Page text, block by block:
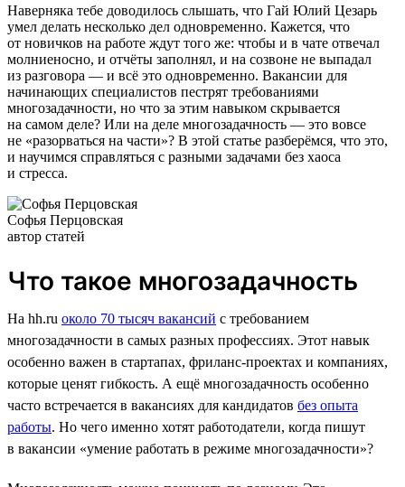
Наверняка тебе доводилось слышать, что Гай Юлий Цезарь
умел делать несколько дел одновременно. Кажется, что
от новичков на работе ждут того же: чтобы и в чате отвечал
молниеносно, и отчёты заполнял, и на созвоне не выпадал
из разговора — и всё это одновременно. Вакансии для
начинающих специалистов пестрят требованиями
многозадачности, но что за этим навыком скрывается
на самом деле? Или на деле многозадачность — это вовсе
не «разорваться на части»? В этой статье разберёмся, что это,
и научимся справляться с разными задачами без хаоса
и стресса.
Софья Перцовская
автор статей
Что такое многозадачность
На hh.ru около 70 тысяч вакансий с требованием
многозадачности в самых разных профессиях. Этот навык
особенно важен в стартапах, фриланс-проектах и компаниях,
которые ценят гибкость. А ещё многозадачность особенно
часто встречается в вакансиях для кандидатов без опыта
работы. Но чего именно хотят работодатели, когда пишут
в вакансии «умение работать в режиме многозадачности»?